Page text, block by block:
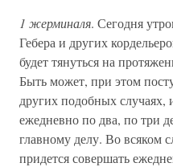
1 жерминаля. Сегодня
Гебера и других
будет тянуться на
Быть может, при этом
других подобных случаях,
ежедневно по два, по три
главному делу. Во всяком
придется совершать